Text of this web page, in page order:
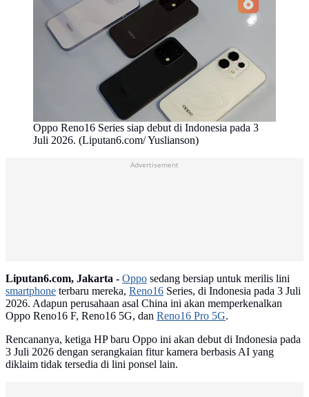
Oppo Reno16 Series siap debut di Indonesia pada 3
Juli 2026. (Liputan6.com/ Yuslianson)
Liputan6.com, Jakarta - Oppo sedang bersiap untuk merilis lini
smartphone terbaru mereka, Reno16 Series, di Indonesia pada 3 Juli
2026. Adapun perusahaan asal China ini akan memperkenalkan
Oppo Reno16 F, Reno16 5G, dan Reno16 Pro 5G.
Rencananya, ketiga HP baru Oppo ini akan debut di Indonesia pada
3 Juli 2026 dengan serangkaian fitur kamera berbasis AI yang
diklaim tidak tersedia di lini ponsel lain.